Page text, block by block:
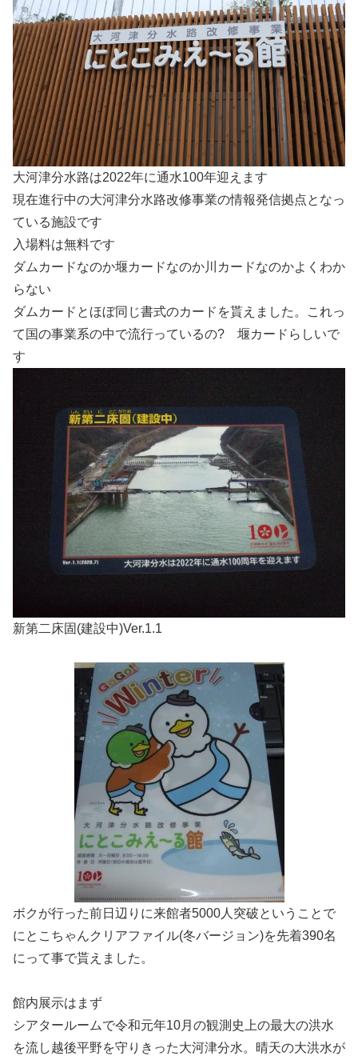
大河津分水路は2022年に通水100年迎えます
現在進行中の大河津分水路改修事業の情報発信拠点となっ
ている施設です
入場料は無料です
ダムカードなのか堰カードなのか川カードなのかよくわか
らない
ダムカードとほぼ同じ書式のカードを貰えました。これっ
て国の事業系の中で流行っているの? 堰カードらしいで
す
新第二床固(建設中)Ver.1.1
ボクが行った前日辺りに来館者5000人突破ということで
にとこちゃんクリアファイル(冬バージョン)を先着390名
にって事で貰えました。
館内展示はまず
シアタールームで令和元年10月の観測史上の最大の洪水
を流し越後平野を守りきった大河津分水。晴天の大洪水が